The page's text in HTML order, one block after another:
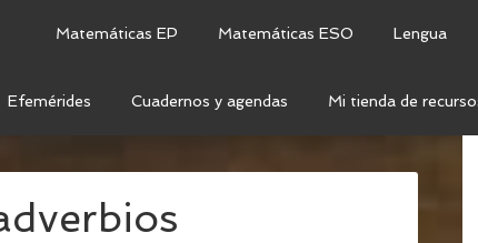
Matemáticas EP Matemáticas ESO Lengua
Efemérides Cuadernos y agendas Mi tienda de
CATEGORÍAS GRAMATICALES